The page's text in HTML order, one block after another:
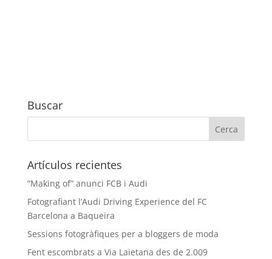
Buscar
Artículos recientes
“Making of” anunci FCB i Audi
Fotografiant l’Audi Driving Experience del FC
Barcelona a Baqueira
Sessions fotogràfiques per a bloggers de moda
Fent escombrats a Via Laietana des de 2.009